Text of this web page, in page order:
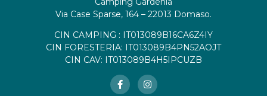
Via Case Sparse, 164 – 22013 Domaso.
CIN CAMPING : IT013089B16CA6Z4IY
CIN FORESTERIA: IT013089B4PN52AOJT
CIN CAV: IT013089B4H5IPCUZB